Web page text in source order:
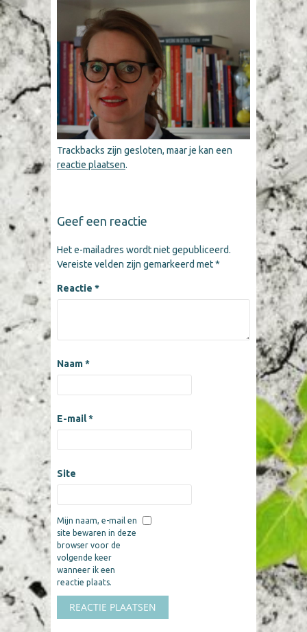
Trackbacks zijn gesloten, maar je kan een
reactie plaatsen.
Geef een reactie
Het e-mailadres wordt niet gepubliceerd.
Vereiste velden zijn gemarkeerd met*
Reactie *
Naam*
E-mail*
Site
Mijn naam, e-mail en
site bewaren in deze
browser voor de
volgende keer
wanneer ik een
reactie plaats.